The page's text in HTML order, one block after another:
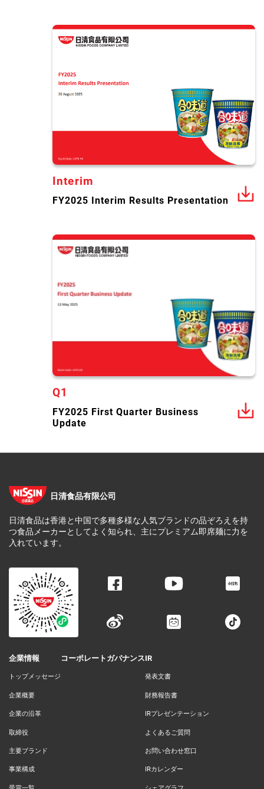
Interim
FY2025 Interim Results Presentation
Q1
FY2025 First Quarter Business
Update
日清食品有限公司
日清食品は香港と中国で多種多様な人気ブランドの品ぞろえを持
つ食品メーカーとしてよく知られ、主にプレミアム即席麺に力を
入れています。
企業情報
トップメッセージ
企業概要
企業の沿革
取締役
主要ブランド
事業構成
コーポレートガバナンスIR
発表文書
財務報告書
IRプレゼンテーション
よくあるご質問
お問い合わせ窓口
IRカレンダー